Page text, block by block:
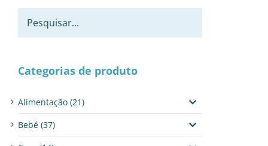
Categorias de produto
Alimentação (21)
Bebé (37)